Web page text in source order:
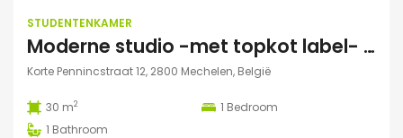
STUDENTENKAMER
Moderne studio -met topkot label- te huur gelegen in hartje Mechelen
Korte Pennincstraat 12, 2800 Mechelen, België
30 m2 1 Bedroom
1 Bathroom